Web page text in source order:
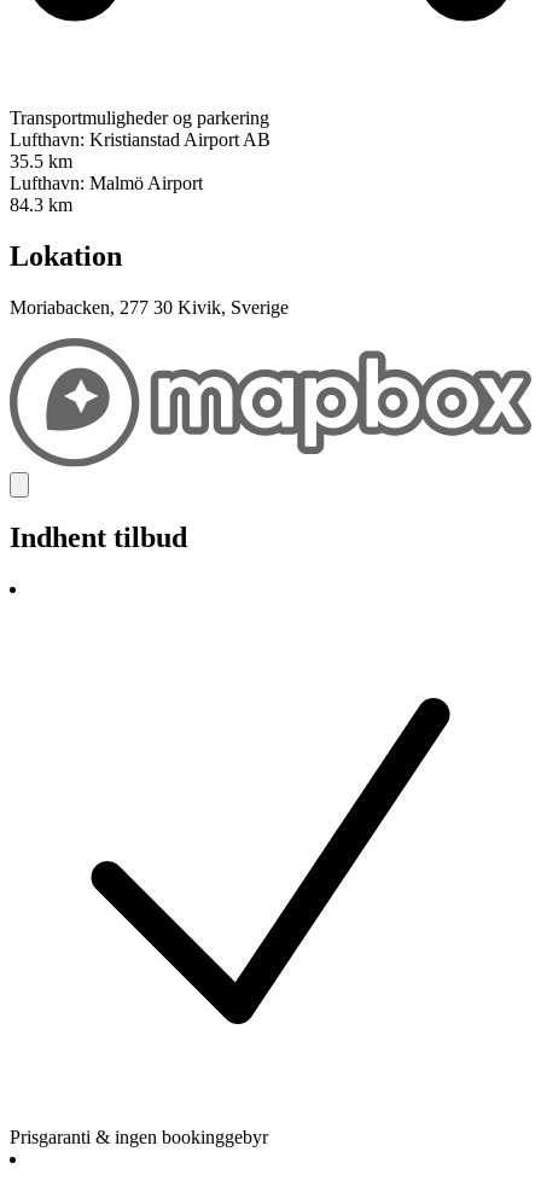
Transportmuligheder og parkering
Lufthavn: Kristianstad Airport AB
35.5 km
Lufthavn: Malmö Airport
84.3 km
Lokation
Moriabacken, 277 30 Kivik, Sverige
Indhent tilbud
Prisgaranti & ingen bookinggebyr